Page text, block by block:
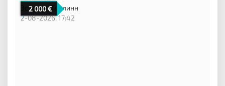
2 000
Эстония,Таллинн
2-08-2026, 17:42